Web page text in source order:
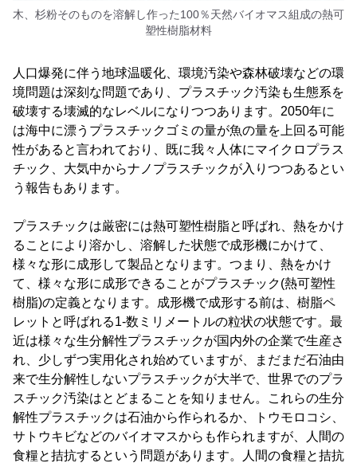
木、杉粉そのものを溶解し作った100％天然バイオマス組成の熱可
塑性樹脂材料
人口爆発に伴う地球温暖化、環境汚染や森林破壊などの環
境問題は深刻な問題であり、プラスチック汚染も生態系を
破壊する壊滅的なレベルになりつつあります。2050年に
は海中に漂うプラスチックゴミの量が魚の量を上回る可能
性があると言われており、既に我々人体にマイクロプラス
チック、大気中からナノプラスチックが入りつつあるとい
う報告もあります。
プラスチックは厳密には熱可塑性樹脂と呼ばれ、熱をかけ
ることにより溶かし、溶解した状態で成形機にかけて、
様々な形に成形して製品となります。つまり、熱をかけ
て、様々な形に成形できることがプラスチック(熱可塑性
樹脂)の定義となります。成形機で成形する前は、樹脂ペ
レットと呼ばれる1-数ミリメートルの粒状の状態です。最
近は様々な生分解性プラスチックが国内外の企業で生産さ
れ、少しずつ実用化され始めていますが、まだまだ石油由
来で生分解性しないプラスチックが大半で、世界でのプラ
スチック汚染はとどまることを知りません。これらの生分
解性プラスチックは石油から作られるか、トウモロコシ、
サトウキビなどのバイオマスからも作られますが、人間の
食糧と拮抗するという問題があります。人間の食糧と拮抗